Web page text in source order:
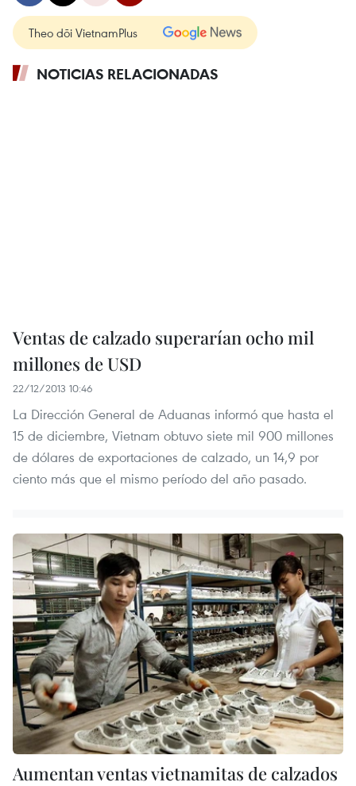
Theo dõi VietnamPlus
NOTICIAS RELACIONADAS
Ventas de calzado superarían ocho mil
millones de USD
22/12/2013 10:46
La Dirección General de Aduanas informó que hasta el
15 de diciembre, Vietnam obtuvo siete mil 900 millones
de dólares de exportaciones de calzado, un 14,9 por
ciento más que el mismo período del año pasado.
Aumentan ventas vietnamitas de calzados